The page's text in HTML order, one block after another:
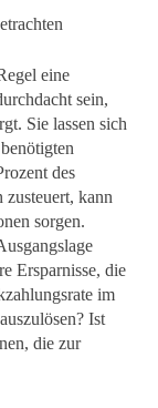
eine
sein,
Sie lassen sich
des
zusteuert, kann
sorgen.
Ersparnisse, die
im
Ist
die zur